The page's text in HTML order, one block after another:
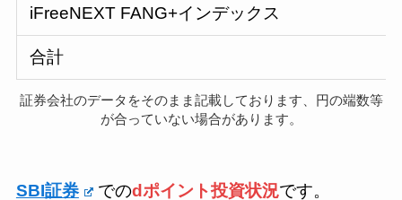
iFreeNEXT FANG+インデックス
合計
証券会社のデータをそのまま記載しております、円の端数等
が合っていない場合があります。
SBI証券 でのdポイント投資状況です。